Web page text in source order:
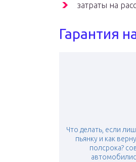
затраты на
Гарантия
Что делать, если
пьянку и как
полсрока?